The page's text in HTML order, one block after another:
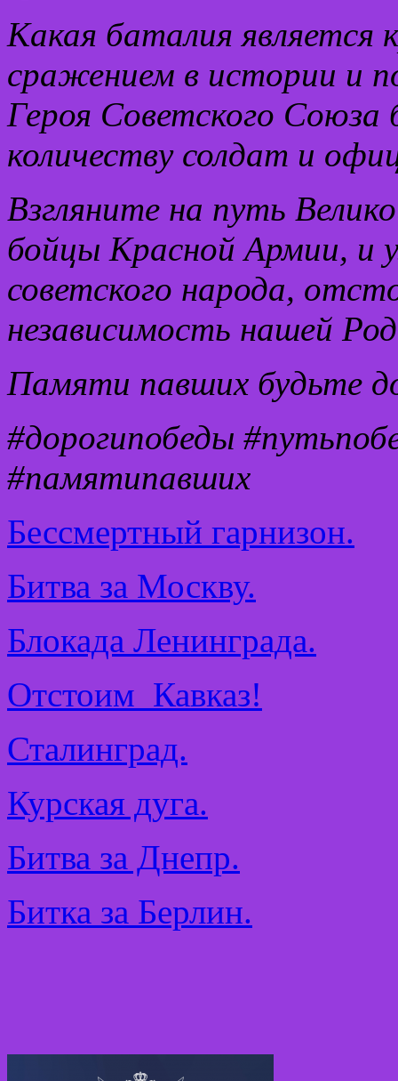
Какая баталия
сражением в истории и
Героя Советского Союза
количеству солдат и
Взгляните на путь
бойцы Красной Армии, и
советского народа,
независимость нашей
Памяти павших будьте
#дорогипобеды
#памятипавших
Бессмертный гарнизон.
Битва за Москву.
Блокада Ленинграда.
Отстоим Кавказ!
Сталинград.
Курская дуга.
Битва за Днепр.
Битка за Берлин.